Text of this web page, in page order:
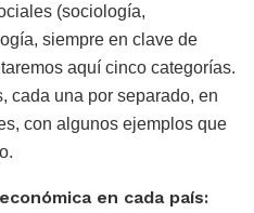
(sociología,
siempre en clave de
aquí cinco categorías.
cada una por separado, en
con algunos ejemplos que
en cada país: